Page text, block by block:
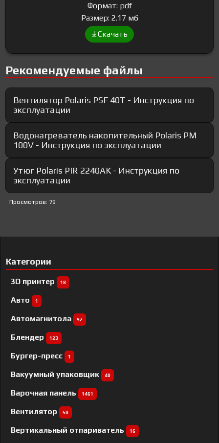
Формат: pdf
Размер: 2.17 мб
Скачать
Рекомендуемые файлы
Вентилятор Polaris PSF 40T - Инструкция по
эксплуатации
Водонагреватель накопительный Polaris PM
100V - Инструкция по эксплуатации
Утюг Polaris PIR 2240AK - Инструкция по
эксплуатации
Просмотров: 79
Категории
3D принтер 18
Авто 1
Автомагнитола 92
Блендер 123
Бургер-пресс 1
Вакуумный упаковщик 40
Варочная панель 1461
Вентилятор 50
Вертикальный отпариватель 16